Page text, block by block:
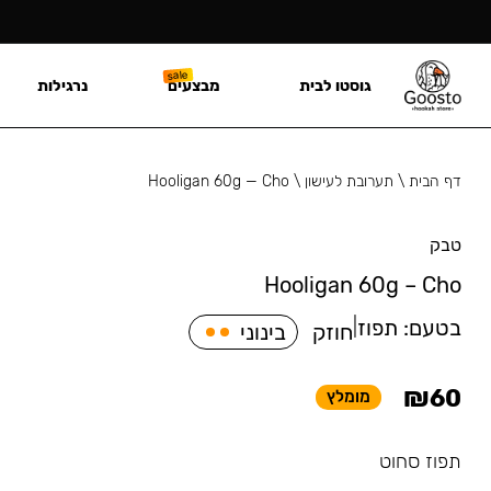
דף הבית\ תערובת לעישון \
Hooligan 60g — Cho
טבק
Hooligan 60g – Cho
בטעם: תפוז חוזק בינוני
₪60 מומלץ
תפוז סחוט
גוסטו לבית מבצעים נרגילות